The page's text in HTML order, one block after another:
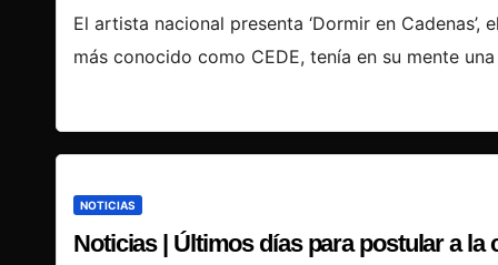
El artista nacional presenta ‘Dormir en
más conocido como CEDE, tenía en su mente
NOTICIAS
Noticias | Últimos días para postular a